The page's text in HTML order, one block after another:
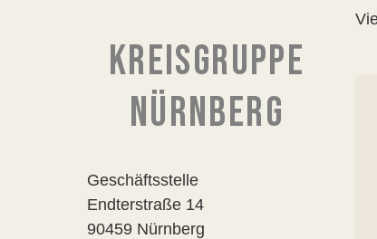
KREISGRUPPE
NÜRNBERG
Geschäftsstelle
Endterstraße 14
90459 Nürnberg